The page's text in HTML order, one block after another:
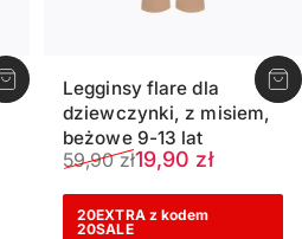
Legginsy flare dla
dziewczynki, z misiem,
beżowe 9-13 lat
Cena sprzedaży
19,90 zł
Normalna cena
59,90 zł
20EXTRA z kodem
20SALE